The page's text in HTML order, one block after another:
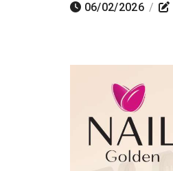
06/02/2026 /